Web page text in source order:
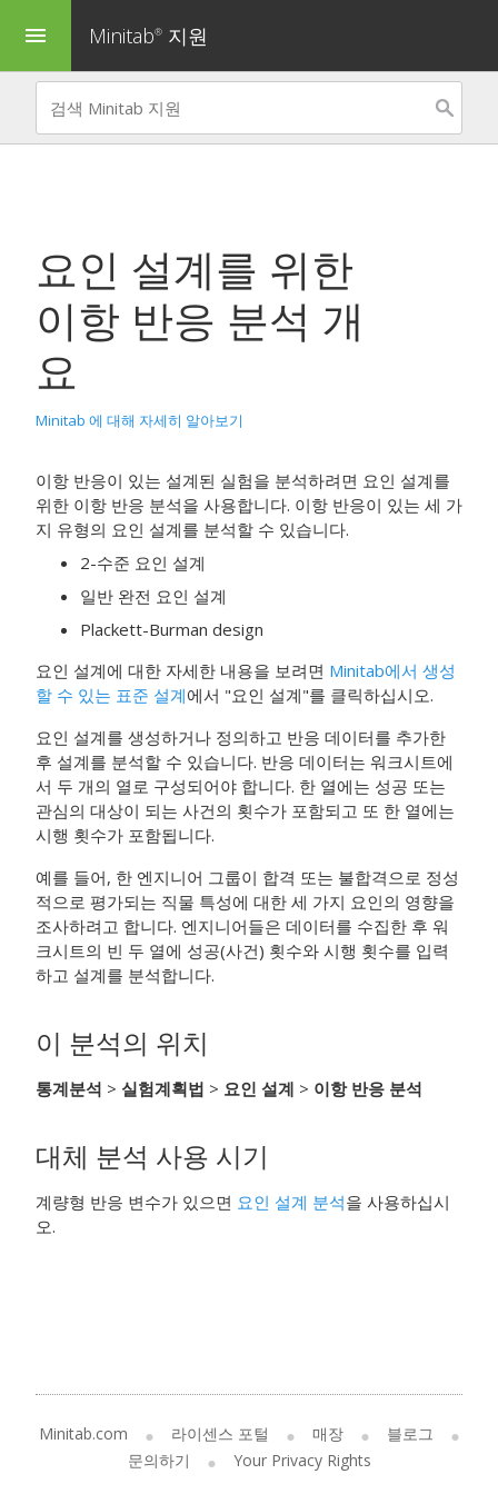
menu Minitab® 지원
요인 설계를 위한
이항 반응 분석 개
요
Minitab 에 대해 자세히 알아보기
이항 반응이 있는 설계된 실험을 분석하려면 요인 설계를
위한 이항 반응 분석을 사용합니다. 이항 반응이 있는 세 가
지 유형의 요인 설계를 분석할 수 있습니다.
2-수준 요인 설계
일반 완전 요인 설계
Plackett-Burman design
요인 설계에 대한 자세한 내용을 보려면 Minitab에서 생성
할 수 있는 표준 설계에서 "요인 설계"를 클릭하십시오.
요인 설계를 생성하거나 정의하고 반응 데이터를 추가한
후 설계를 분석할 수 있습니다. 반응 데이터는 워크시트에
서 두 개의 열로 구성되어야 합니다. 한 열에는 성공 또는
관심의 대상이 되는 사건의 횟수가 포함되고 또 한 열에는
시행 횟수가 포함됩니다.
예를 들어, 한 엔지니어 그룹이 합격 또는 불합격으로 정성
적으로 평가되는 직물 특성에 대한 세 가지 요인의 영향을
조사하려고 합니다. 엔지니어들은 데이터를 수집한 후 워
크시트의 빈 두 열에 성공(사건) 횟수와 시행 횟수를 입력
하고 설계를 분석합니다.
이 분석의 위치
통계분석 > 실험계획법 > 요인 설계 > 이항 반응 분석
대체 분석 사용 시기
계량형 반응 변수가 있으면 요인 설계 분석을 사용하십시
오.
Minitab.com 라이센스 포털 매장
블로그
문의하기
Your Privacy Rights